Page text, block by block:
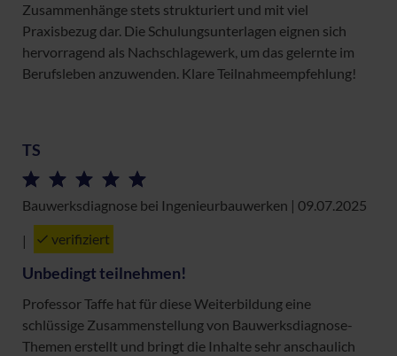
Zusammenhänge stets strukturiert und mit viel
Praxisbezug dar. Die Schulungsunterlagen eignen sich
hervorragend als Nachschlagewerk, um das gelernte im
Berufsleben anzuwenden. Klare Teilnahmeempfehlung!
TS
Bauwerksdiagnose bei Ingenieurbauwerken | 09.07.2025
| verifiziert
Unbedingt teilnehmen!
Professor Taffe hat für diese Weiterbildung eine
schlüssige Zusammenstellung von Bauwerksdiagnose-
Themen erstellt und bringt die Inhalte sehr anschaulich